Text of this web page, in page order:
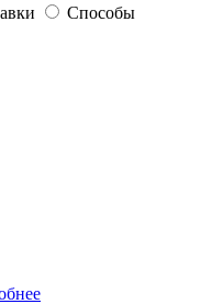
Способы